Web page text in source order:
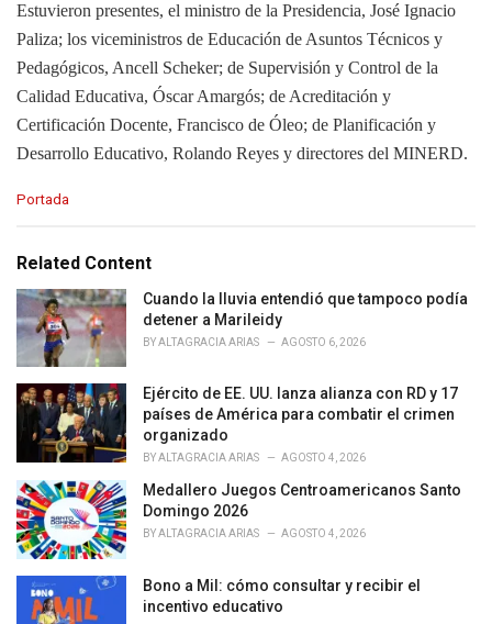
Estuvieron presentes, el ministro de la Presidencia, José Ignacio
Paliza; los viceministros de Educación de Asuntos Técnicos y
Pedagógicos, Ancell Scheker; de Supervisión y Control de la
Calidad Educativa, Óscar Amargós; de Acreditación y
Certificación Docente, Francisco de Óleo; de Planificación y
Desarrollo Educativo, Rolando Reyes y directores del MINERD.
C
e
o
r
i
Portada
Related Content
Cuando la lluvia entendió que tampoco podía
detener a Marileidy
BYALTAGRACIA ARIAS AGOSTO 6, 2026
Ejército de EE. UU. lanza alianza con RD y 17
países de América para combatir el crimen
organizado
BYALTAGRACIA ARIAS AGOSTO 4, 2026
Medallero Juegos Centroamericanos Santo
Domingo 2026
BYALTAGRACIA ARIAS AGOSTO 4, 2026
Bono a Mil: cómo consultar y recibir el
incentivo educativo